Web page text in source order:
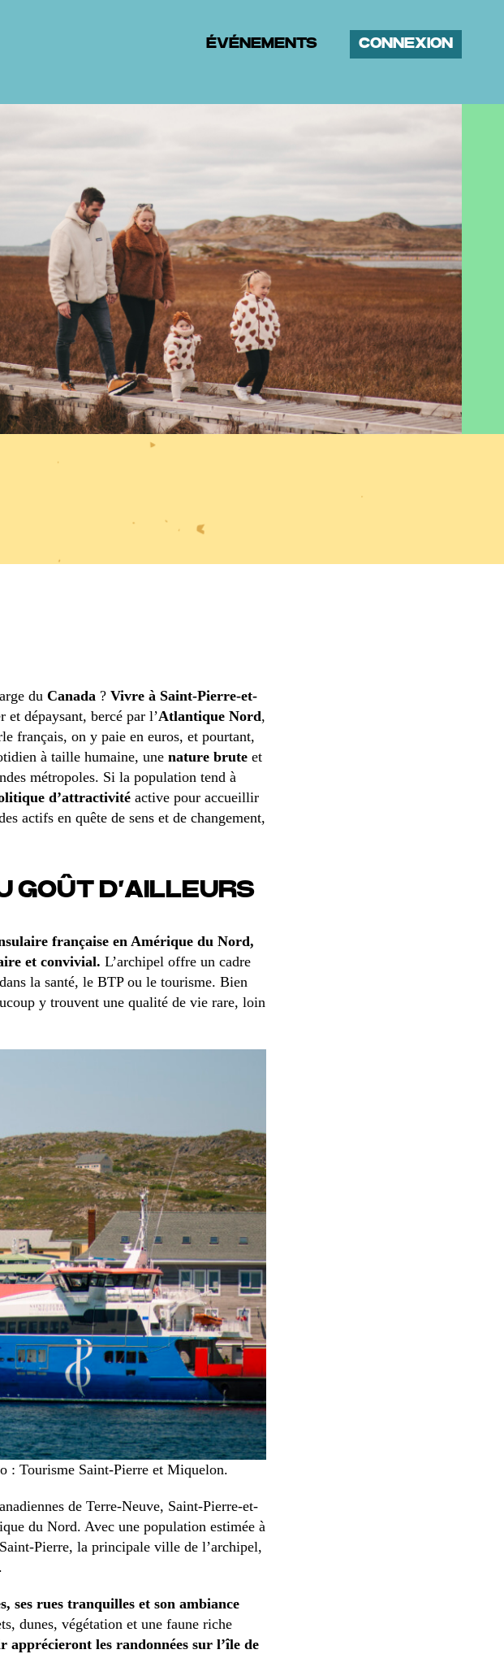
ÉVÉNEMENTS CONNEXION
du Canada ? Vivre à Saint-Pierre-et-
dépaysant, bercé par l’Atlantique Nord,
français, on y paie en euros, et pourtant,
à taille humaine, une nature bruteet
métropoles. Si la population tend à
d’attractivitéactive pour accueillir
actifs en quête de sens et de changement,
GOÛT D’AILLEURS
française en Amérique du Nord,
et convivial. L’archipel offre un cadre
la santé, le BTP ou le tourisme. Bien
y trouvent une qualité de vie rare, loin
: Tourisme Saint-Pierre et Miquelon.
de Terre-Neuve, Saint-Pierre-et-
du Nord. Avec une population estimée à
Pierre, la principale ville de l’archipel,
ses rues tranquilles et son ambiance
dunes, végétation et une faune riche
apprécieront les randonnées sur l’île de